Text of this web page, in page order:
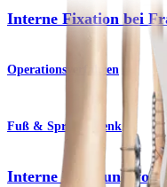
Interne Fixation bei
Operationsverfahren
Fuß & Sprunggelenk
Interne Fixierung von